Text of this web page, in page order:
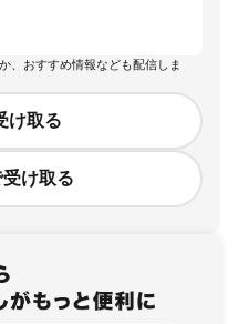
、おすすめ情報なども配信しま
け取る
受け取る